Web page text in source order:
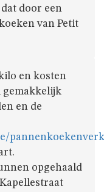
door een
van Petit
en kosten
gemakkelijk
en de
opgehaald